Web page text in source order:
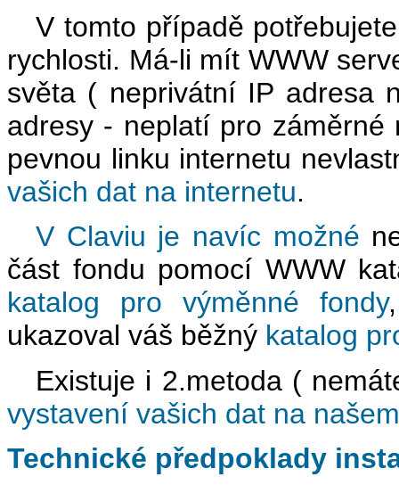
V tomto případě
rychlosti. Má-li mít WWW
světa ( neprivátní IP adresa
adresy - neplatí pro
pevnou linku internetu
vašich dat na internetu.
V Claviu je navíc možné
část fondu pomocí WWW
katalog pro výměnné fondy
ukazoval váš běžný katalog
Existuje i 2.metoda (
vystavení vašich dat na
Technické předpoklady